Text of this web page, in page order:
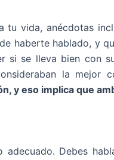
tu vida, anécdotas
haberte hablado, y
si se lleva bien con
la mejor
y eso implica que
Debes